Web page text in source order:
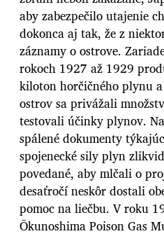
aby zabezpečilo utajenie
dokonca aj tak, že z
záznamy o ostrove.
rokoch 1927 až 1929
kiloton horčičného plynu
ostrov sa privážali
testovali účinky plynov.
spálené dokumenty
spojenecké sily plyn
povedané, aby mlčali o
desaťročí neskôr dostali
pomoc na liečbu. V roku
Ōkunoshima Poison Gas